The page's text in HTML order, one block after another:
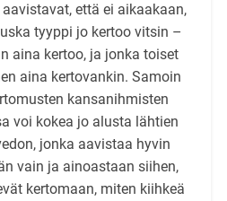
aavistavat, että ei aikaakaan,
tyyppi jo kertoo vitsin –
aina kertoo, ja jonka toiset
aina kertovankin. Samoin
kansanihmisten
voi kokea jo alusta lähtien
jonka aavistaa hyvin
vain ja ainoastaan siihen,
kertomaan, miten kiihkeä